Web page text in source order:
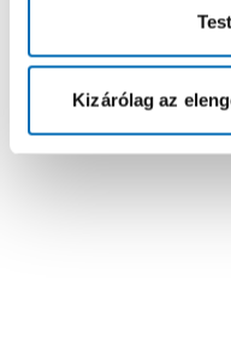
Kizárólag az